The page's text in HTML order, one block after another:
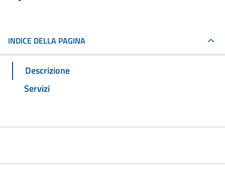
INDICE DELLA PAGINA
Descrizione
Servizi